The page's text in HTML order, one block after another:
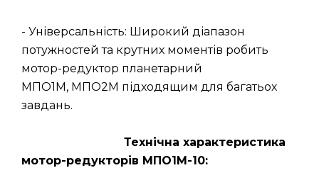
- Універсальність: Широкий діапазон
потужностей та крутних моментів робить
мотор-редуктор планетарний
МПО1М, МПО2М підходящим для багатьох
завдань.
Технічна характеристика
мотор-редукторів МПО1М-10: